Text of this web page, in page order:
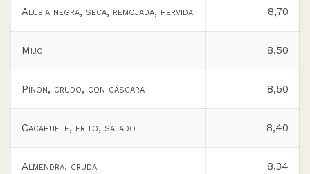
Alubia negra, seca, remojada, hervida 8,70
Mijo 8,50
Piñón, crudo, con cáscara 8,50
Cacahuete, frito, salado 8,40
Almendra, cruda 8,34